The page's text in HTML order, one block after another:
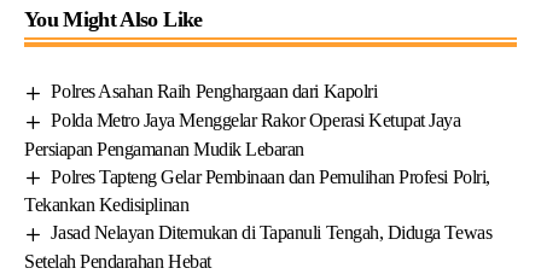
You Might Also Like
Polres Asahan Raih Penghargaan dari Kapolri
Polda Metro Jaya Menggelar Rakor Operasi Ketupat Jaya
Persiapan Pengamanan Mudik Lebaran
Polres Tapteng Gelar Pembinaan dan Pemulihan Profesi Polri,
Tekankan Kedisiplinan
Jasad Nelayan Ditemukan di Tapanuli Tengah, Diduga Tewas
Setelah Pendarahan Hebat